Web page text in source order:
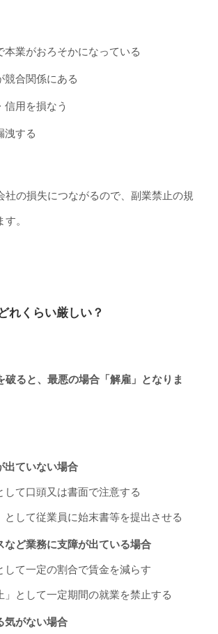
本業がおろそかになっている
競合関係にある
信用を損なう
洩する
社の損失につながるので、副業禁止の規
。
れくらい厳しい？
破ると、最悪の場合「解雇」となりま
出ていない場合
して口頭又は書面で注意する
として従業員に始末書等を提出させる
など業務に支障が出ている場合
して一定の割合で賃金を減らす
」として一定期間の就業を禁止する
気がない場合